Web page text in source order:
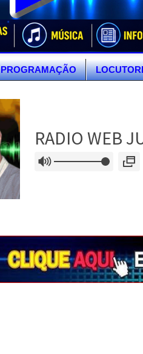
PROGRAMAÇÃO